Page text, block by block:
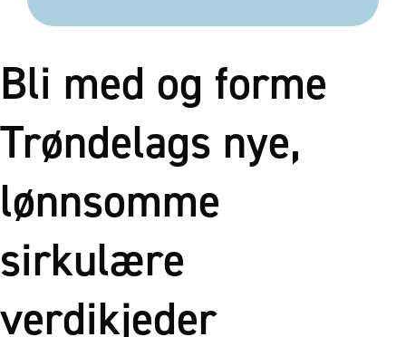
Bli med og forme
Trøndelags nye,
lønnsomme
sirkulære
verdikjeder